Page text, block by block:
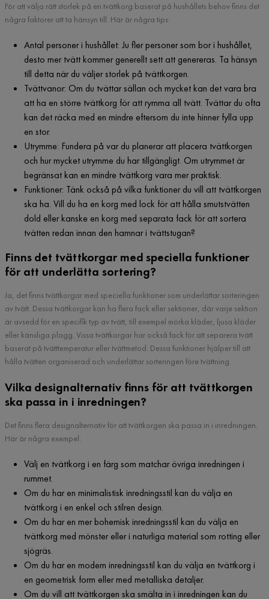
För att välja rätt storlek på en tvättkorg baserat på hushållets behov finns det
några faktorer att ta hänsyn till. Här är några tips:
Antal personer i hushållet: Ju fler personer som bor i hushållet,
desto mer tvätt kommer generellt sett att genereras. Ta hänsyn
till detta när du väljer storlek på tvättkorgen.
Tvättvanor: Om du tvättar sällan och mycket kan det vara bra
att ha en större tvättkorg för att rymma all tvätt. Tvättar du ofta
kan det räcka med en mindre eftersom du inte hinner fylla upp
en stor.
Utrymme: Fundera på var du planerar att placera tvättkorgen
och hur mycket utrymme du har tillgängligt. Om utrymmet är
begränsat kan en mindre tvättkorg vara mer praktisk.
Funktioner: Tänk också på vilka funktioner du vill att tvättkorgen
ska ha. Vill du ha en korg med lock för att hålla smutstvätten
dold eller kanske en korg med separata fack för att sortera
tvätten redan innan den hamnar i tvättstugan?
Finns det tvättkorgar med speciella funktioner
för att underlätta sortering?
Ja, det finns tvättkorgar med speciella funktioner som underlättar sorteringen
av tvätt. Dessa tvättkorgar kan ha flera fack eller sektioner, där varje sektion
är avsedd för en specifik typ av tvätt, till exempel mörka kläder, ljusa kläder
eller känsliga plagg. Vissa tvättkorgar har också fack för att separera tvätt
baserat på tvätttemperatur eller tvättmetod. Dessa funktioner hjälper till att
hålla tvätten organiserad och underlättar sorteringen före tvättning.
Vilka designalternativ finns för att tvättkorgen
ska passa in i inredningen?
Det finns flera designalternativ för att tvättkorgen ska passa in i inredningen.
Här är några exempel:
Välj en tvättkorg i en färg som matchar övriga inredningen i
rummet.
Om du har en minimalistisk inredningsstil kan du välja en
tvättkorg i en enkel och stilren design.
Om du har en mer bohemisk inredningsstil kan du välja en
tvättkorg med mönster eller i naturliga material som rotting eller
sjögräs.
Om du har en modern inredningsstil kan du välja en tvättkorg i
en geometrisk form eller med metalliska detaljer.
Om du vill att tvättkorgen ska smälta in i inredningen kan du